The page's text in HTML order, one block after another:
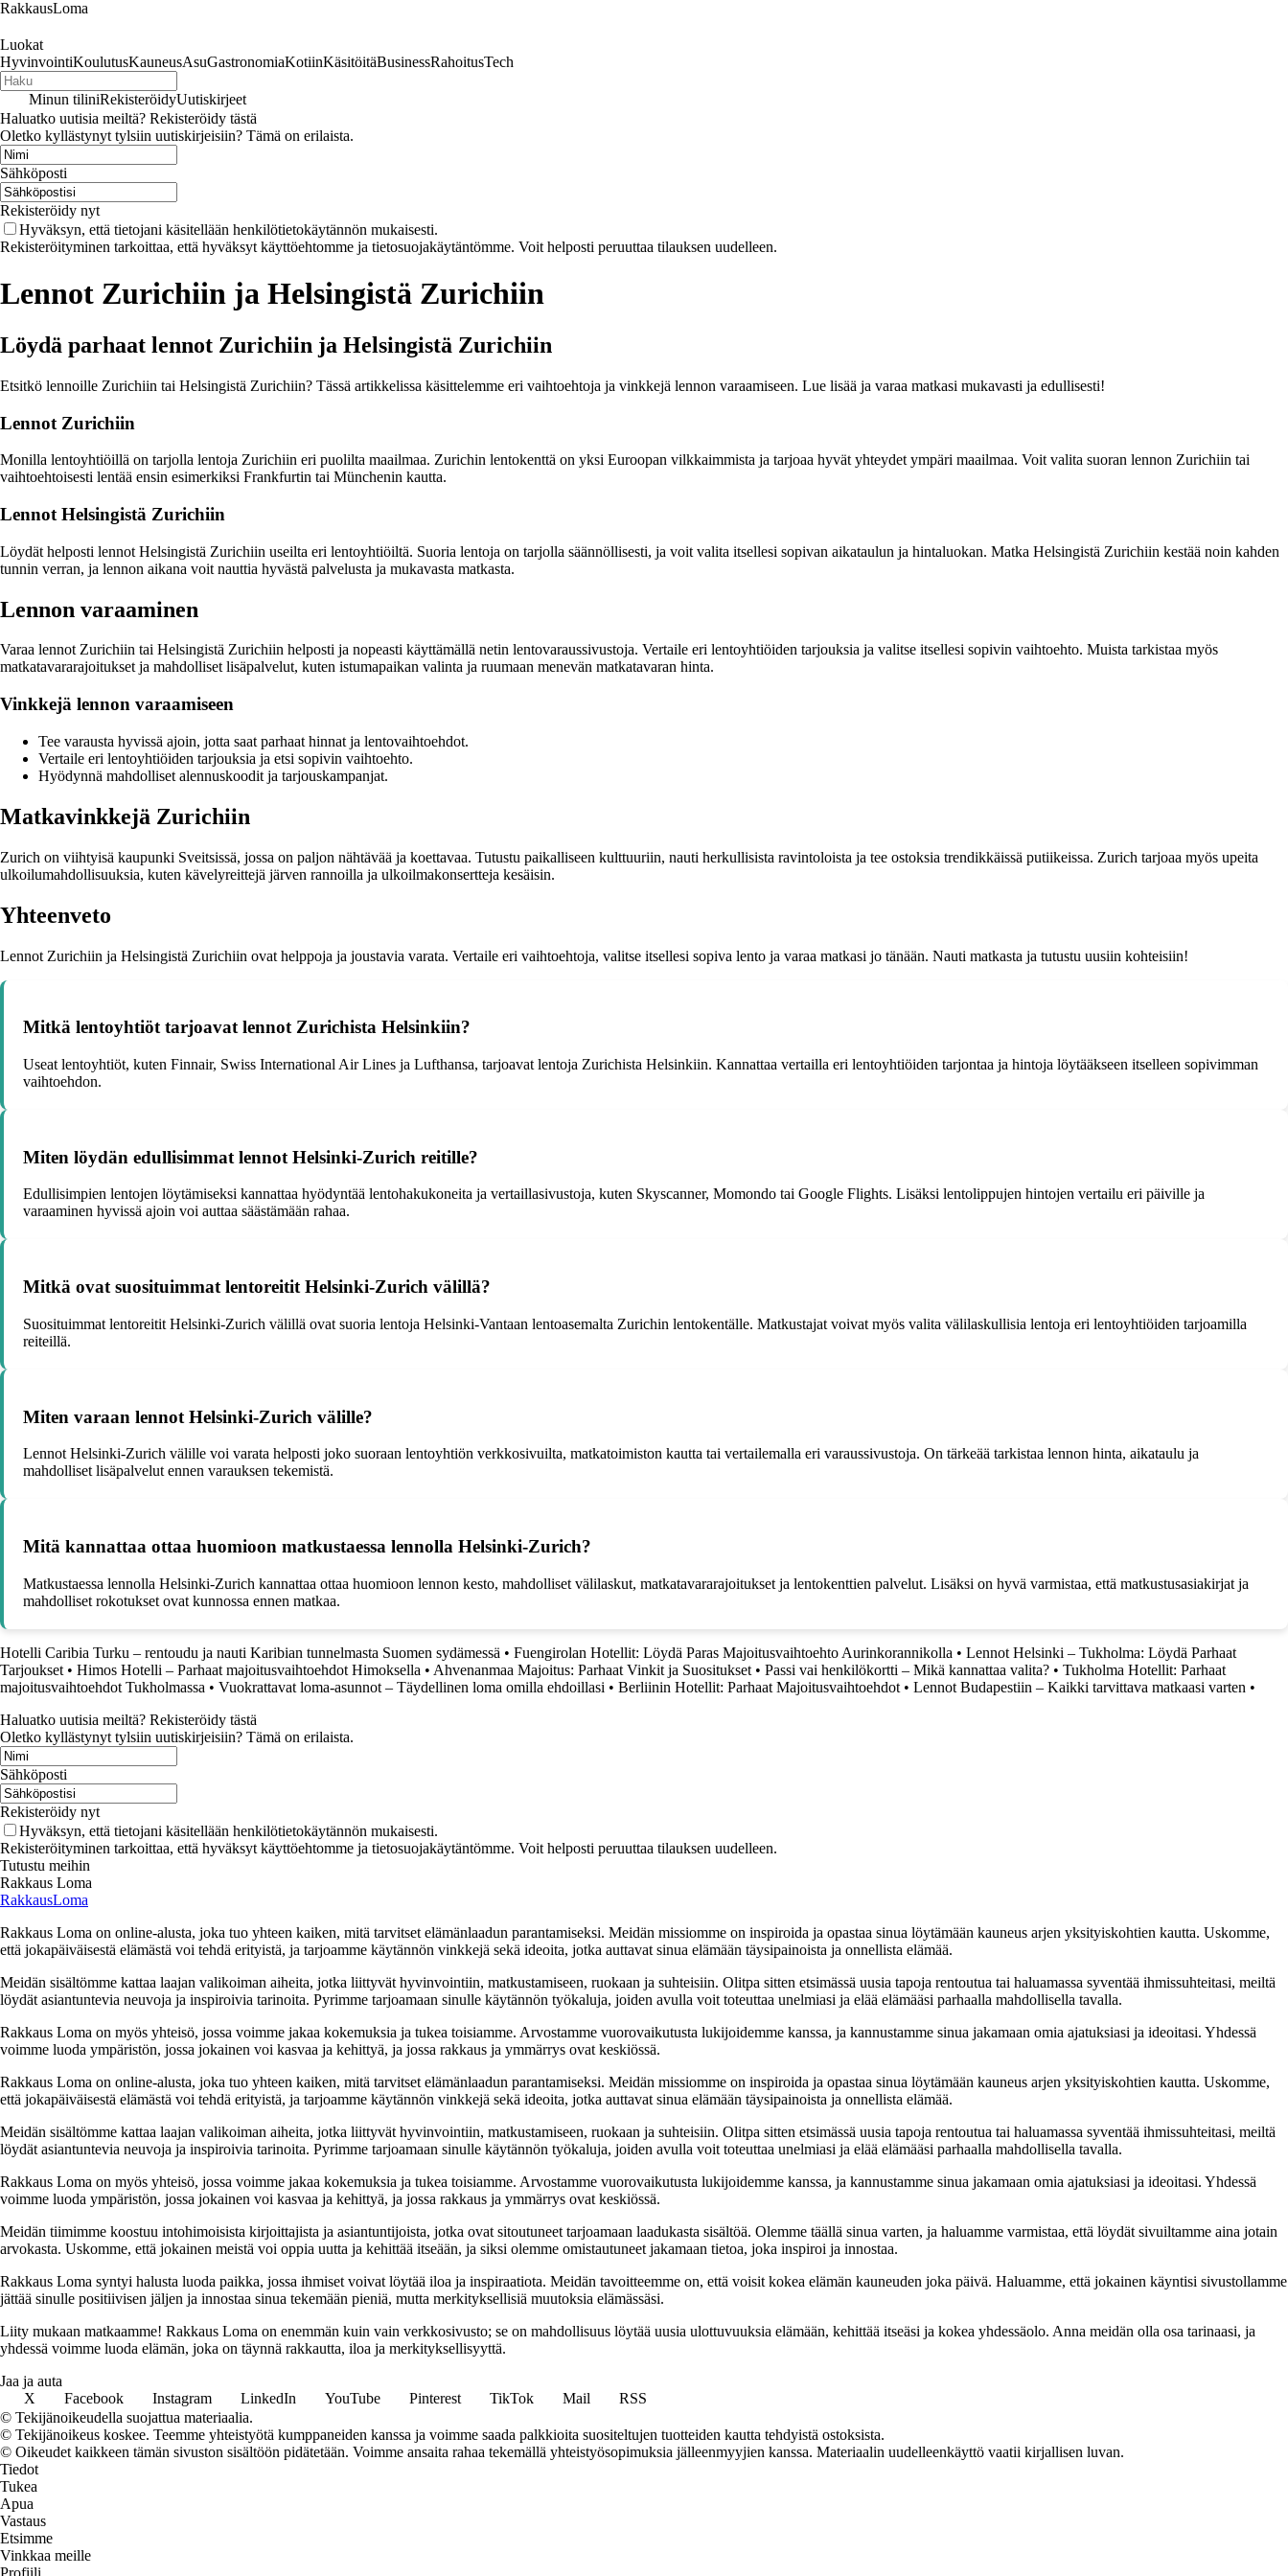
RakkausLoma
Luokat
HyvinvointiKoulutusKauneusAsuGastronomiaKotiinKäsitöitäBusinessRahoitusTech
Minun tiliniRekisteröidyUutiskirjeet
Haluatko uutisia meiltä? Rekisteröidy tästä
Oletko kyllästynyt tylsiin uutiskirjeisiin? Tämä on erilaista.
Sähköposti
Rekisteröidy nyt
Hyväksyn, että tietojani käsitellään henkilötietokäytännön mukaisesti.
Rekisteröityminen tarkoittaa, että hyväksyt käyttöehtomme ja tietosuojakäytäntömme. Voit helposti peruuttaa tilauksen uudelleen.
Lennot Zurichiin ja Helsingistä Zurichiin
Löydä parhaat lennot Zurichiin ja Helsingistä Zurichiin
Etsitkö lennoille Zurichiin tai Helsingistä Zurichiin? Tässä artikkelissa käsittelemme eri vaihtoehtoja ja vinkkejä lennon varaamiseen. Lue lisää ja varaa matkasi mukavasti ja edullisesti!
Lennot Zurichiin
Monilla lentoyhtiöillä on tarjolla lentoja Zurichiin eri puolilta maailmaa. Zurichin lentokenttä on yksi Euroopan vilkkaimmista ja tarjoaa hyvät yhteydet ympäri maailmaa. Voit valita suoran lennon Zurichiin tai
vaihtoehtoisesti lentää ensin esimerkiksi Frankfurtin tai Münchenin kautta.
Lennot Helsingistä Zurichiin
Löydät helposti lennot Helsingistä Zurichiin useilta eri lentoyhtiöiltä. Suoria lentoja on tarjolla säännöllisesti, ja voit valita itsellesi sopivan aikataulun ja hintaluokan. Matka Helsingistä Zurichiin kestää noin kahden
tunnin verran, ja lennon aikana voit nauttia hyvästä palvelusta ja mukavasta matkasta.
Lennon varaaminen
Varaa lennot Zurichiin tai Helsingistä Zurichiin helposti ja nopeasti käyttämällä netin lentovaraussivustoja. Vertaile eri lentoyhtiöiden tarjouksia ja valitse itsellesi sopivin vaihtoehto. Muista tarkistaa myös
matkatavararajoitukset ja mahdolliset lisäpalvelut, kuten istumapaikan valinta ja ruumaan menevän matkatavaran hinta.
Vinkkejä lennon varaamiseen
Tee varausta hyvissä ajoin, jotta saat parhaat hinnat ja lentovaihtoehdot.
Vertaile eri lentoyhtiöiden tarjouksia ja etsi sopivin vaihtoehto.
Hyödynnä mahdolliset alennuskoodit ja tarjouskampanjat.
Matkavinkkejä Zurichiin
Zurich on viihtyisä kaupunki Sveitsissä, jossa on paljon nähtävää ja koettavaa. Tutustu paikalliseen kulttuuriin, nauti herkullisista ravintoloista ja tee ostoksia trendikkäissä putiikeissa. Zurich tarjoaa myös upeita
ulkoilumahdollisuuksia, kuten kävelyreittejä järven rannoilla ja ulkoilmakonsertteja kesäisin.
Yhteenveto
Lennot Zurichiin ja Helsingistä Zurichiin ovat helppoja ja joustavia varata. Vertaile eri vaihtoehtoja, valitse itsellesi sopiva lento ja varaa matkasi jo tänään. Nauti matkasta ja tutustu uusiin kohteisiin!
Mitkä lentoyhtiöt tarjoavat lennot Zurichista Helsinkiin?
Useat lentoyhtiöt, kuten Finnair, Swiss International Air Lines ja Lufthansa, tarjoavat lentoja Zurichista Helsinkiin. Kannattaa vertailla eri lentoyhtiöiden tarjontaa ja hintoja löytääkseen itselleen sopivimman
vaihtoehdon.
Miten löydän edullisimmat lennot Helsinki-Zurich reitille?
Edullisimpien lentojen löytämiseksi kannattaa hyödyntää lentohakukoneita ja vertaillasivustoja, kuten Skyscanner, Momondo tai Google Flights. Lisäksi lentolippujen hintojen vertailu eri päiville ja
varaaminen hyvissä ajoin voi auttaa säästämään rahaa.
Mitkä ovat suosituimmat lentoreitit Helsinki-Zurich välillä?
Suosituimmat lentoreitit Helsinki-Zurich välillä ovat suoria lentoja Helsinki-Vantaan lentoasemalta Zurichin lentokentälle. Matkustajat voivat myös valita välilaskullisia lentoja eri lentoyhtiöiden tarjoamilla
reiteillä.
Miten varaan lennot Helsinki-Zurich välille?
Lennot Helsinki-Zurich välille voi varata helposti joko suoraan lentoyhtiön verkkosivuilta, matkatoimiston kautta tai vertailemalla eri varaussivustoja. On tärkeää tarkistaa lennon hinta, aikataulu ja
mahdolliset lisäpalvelut ennen varauksen tekemistä.
Mitä kannattaa ottaa huomioon matkustaessa lennolla Helsinki-Zurich?
Matkustaessa lennolla Helsinki-Zurich kannattaa ottaa huomioon lennon kesto, mahdolliset välilaskut, matkatavararajoitukset ja lentokenttien palvelut. Lisäksi on hyvä varmistaa, että matkustusasiakirjat ja
mahdolliset rokotukset ovat kunnossa ennen matkaa.
Hotelli Caribia Turku – rentoudu ja nauti Karibian tunnelmasta Suomen sydämessä • Fuengirolan Hotellit: Löydä Paras Majoitusvaihtoehto Aurinkorannikolla • Lennot Helsinki – Tukholma: Löydä Parhaat
Tarjoukset • Himos Hotelli – Parhaat majoitusvaihtoehdot Himoksella • Ahvenanmaa Majoitus: Parhaat Vinkit ja Suositukset • Passi vai henkilökortti – Mikä kannattaa valita? • Tukholma Hotellit: Parhaat
majoitusvaihtoehdot Tukholmassa • Vuokrattavat loma-asunnot – Täydellinen loma omilla ehdoillasi • Berliinin Hotellit: Parhaat Majoitusvaihtoehdot • Lennot Budapestiin – Kaikki tarvittava matkaasi varten •
Haluatko uutisia meiltä? Rekisteröidy tästä
Oletko kyllästynyt tylsiin uutiskirjeisiin? Tämä on erilaista.
Sähköposti
Rekisteröidy nyt
Hyväksyn, että tietojani käsitellään henkilötietokäytännön mukaisesti.
Rekisteröityminen tarkoittaa, että hyväksyt käyttöehtomme ja tietosuojakäytäntömme. Voit helposti peruuttaa tilauksen uudelleen.
Tutustu meihin
Rakkaus Loma
RakkausLoma
Rakkaus Loma on online-alusta, joka tuo yhteen kaiken, mitä tarvitset elämänlaadun parantamiseksi. Meidän missiomme on inspiroida ja opastaa sinua löytämään kauneus arjen yksityiskohtien kautta. Uskomme,
että jokapäiväisestä elämästä voi tehdä erityistä, ja tarjoamme käytännön vinkkejä sekä ideoita, jotka auttavat sinua elämään täysipainoista ja onnellista elämää.
Meidän sisältömme kattaa laajan valikoiman aiheita, jotka liittyvät hyvinvointiin, matkustamiseen, ruokaan ja suhteisiin. Olitpa sitten etsimässä uusia tapoja rentoutua tai haluamassa syventää ihmissuhteitasi, meiltä
löydät asiantuntevia neuvoja ja inspiroivia tarinoita. Pyrimme tarjoamaan sinulle käytännön työkaluja, joiden avulla voit toteuttaa unelmiasi ja elää elämääsi parhaalla mahdollisella tavalla.
Rakkaus Loma on myös yhteisö, jossa voimme jakaa kokemuksia ja tukea toisiamme. Arvostamme vuorovaikutusta lukijoidemme kanssa, ja kannustamme sinua jakamaan omia ajatuksiasi ja ideoitasi. Yhdessä
voimme luoda ympäristön, jossa jokainen voi kasvaa ja kehittyä, ja jossa rakkaus ja ymmärrys ovat keskiössä.
Rakkaus Loma on online-alusta, joka tuo yhteen kaiken, mitä tarvitset elämänlaadun parantamiseksi. Meidän missiomme on inspiroida ja opastaa sinua löytämään kauneus arjen yksityiskohtien kautta. Uskomme,
että jokapäiväisestä elämästä voi tehdä erityistä, ja tarjoamme käytännön vinkkejä sekä ideoita, jotka auttavat sinua elämään täysipainoista ja onnellista elämää.
Meidän sisältömme kattaa laajan valikoiman aiheita, jotka liittyvät hyvinvointiin, matkustamiseen, ruokaan ja suhteisiin. Olitpa sitten etsimässä uusia tapoja rentoutua tai haluamassa syventää ihmissuhteitasi, meiltä
löydät asiantuntevia neuvoja ja inspiroivia tarinoita. Pyrimme tarjoamaan sinulle käytännön työkaluja, joiden avulla voit toteuttaa unelmiasi ja elää elämääsi parhaalla mahdollisella tavalla.
Rakkaus Loma on myös yhteisö, jossa voimme jakaa kokemuksia ja tukea toisiamme. Arvostamme vuorovaikutusta lukijoidemme kanssa, ja kannustamme sinua jakamaan omia ajatuksiasi ja ideoitasi. Yhdessä
voimme luoda ympäristön, jossa jokainen voi kasvaa ja kehittyä, ja jossa rakkaus ja ymmärrys ovat keskiössä.
Meidän tiimimme koostuu intohimoisista kirjoittajista ja asiantuntijoista, jotka ovat sitoutuneet tarjoamaan laadukasta sisältöä. Olemme täällä sinua varten, ja haluamme varmistaa, että löydät sivuiltamme aina jotain
arvokasta. Uskomme, että jokainen meistä voi oppia uutta ja kehittää itseään, ja siksi olemme omistautuneet jakamaan tietoa, joka inspiroi ja innostaa.
Rakkaus Loma syntyi halusta luoda paikka, jossa ihmiset voivat löytää iloa ja inspiraatiota. Meidän tavoitteemme on, että voisit kokea elämän kauneuden joka päivä. Haluamme, että jokainen käyntisi sivustollamme
jättää sinulle positiivisen jäljen ja innostaa sinua tekemään pieniä, mutta merkityksellisiä muutoksia elämässäsi.
Liity mukaan matkaamme! Rakkaus Loma on enemmän kuin vain verkkosivusto; se on mahdollisuus löytää uusia ulottuvuuksia elämään, kehittää itseäsi ja kokea yhdessäolo. Anna meidän olla osa tarinaasi, ja
yhdessä voimme luoda elämän, joka on täynnä rakkautta, iloa ja merkityksellisyyttä.
Jaa ja auta
X
Facebook Instagram LinkedIn YouTube Pinterest TikTok Mail
RSS
© Tekijänoikeudella suojattua materiaalia.
© Tekijänoikeus koskee. Teemme yhteistyötä kumppaneiden kanssa ja voimme saada palkkioita suositeltujen tuotteiden kautta tehdyistä ostoksista.
© Oikeudet kaikkeen tämän sivuston sisältöön pidätetään. Voimme ansaita rahaa tekemällä yhteistyösopimuksia jälleenmyyjien kanssa. Materiaalin uudelleenkäyttö vaatii kirjallisen luvan.
Tiedot
Tukea
Apua
Vastaus
Etsimme
Vinkkaa meille
Profiili